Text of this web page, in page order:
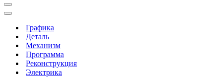
Меню
навигации
Меню
навигацииГрафика
Деталь
Механизм
Программа
Реконструкция
Электрика